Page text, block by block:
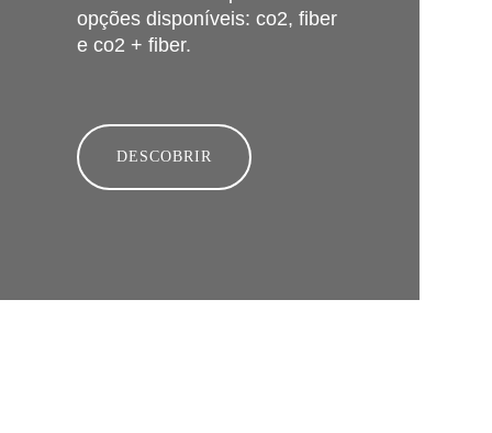
opções disponíveis: co2, fiber
e co2 + fiber.
DESCOBRIR